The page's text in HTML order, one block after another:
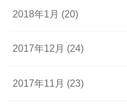
2018年1月 (20)
2017年12月 (24)
2017年11月 (23)